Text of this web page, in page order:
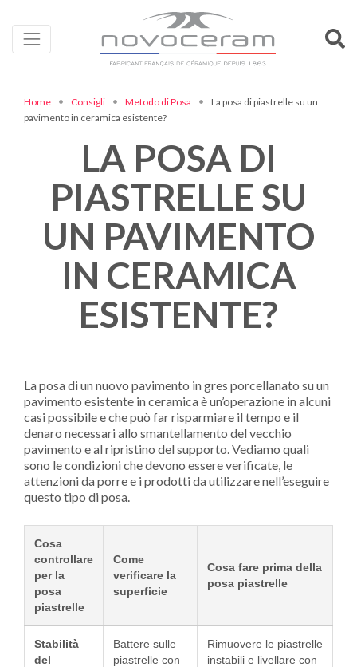
Home Consigli Metodo di Posa
La posa di piastrelle su un
pavimento in ceramica esistente?
LA POSA DI
PIASTRELLE SU
UN PAVIMENTO
IN CERAMICA
ESISTENTE?
La posa di un nuovo pavimento in gres porcellanato su un
pavimento esistente in ceramica è un’operazione in alcuni
casi possibile e che può far risparmiare il tempo e il
denaro necessari allo smantellamento del vecchio
pavimento e al ripristino del supporto. Vediamo quali
sono le condizioni che devono essere verificate, le
attenzioni da porre e i prodotti da utilizzare nell’eseguire
questo tipo di posa.
Cosa
controllare
per la
posa
piastrelle
Come
verificare la
superficie
Cosa fare prima della
posa piastrelle
Stabilità
del
Battere sulle
piastrelle con
Rimuovere le piastrelle
instabili e livellare con